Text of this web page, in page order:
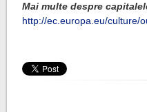
Mai multe despre
http://ec.europa.eu/culture/